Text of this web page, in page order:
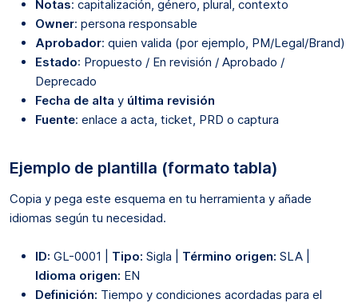
Notas: capitalización, género, plural, contexto
Owner: persona responsable
Aprobador: quien valida (por ejemplo, PM/Legal/Brand)
Estado: Propuesto / En revisión / Aprobado /
Deprecado
Fecha de alta y última revisión
Fuente: enlace a acta, ticket, PRD o captura
Ejemplo de plantilla (formato tabla)
Copia y pega este esquema en tu herramienta y añade
idiomas según tu necesidad.
ID: GL-0001 | Tipo: Sigla | Término origen: SLA |
Idioma origen: EN
Definición: Tiempo y condiciones acordadas para el